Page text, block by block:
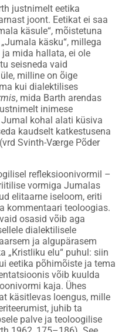
justnimelt eetika
joont. Eetikat ei saa
käsule“, mõistetuna
käsku“, millega
mida hallata, ei ole
seisneda vaid
üle, milline on õige
kui dialektilises
, mida Barth arendas
inimese
kohal alati küsiva
kaudselt katkestusena
Svinth-Værge Põder
refleksioonivormil –
vormiga Jumalas
elitaarne iseloom, eriti
kommentaari teoloogias.
osasid võib aga
dialektilisele
ja algupärasem
„Kristliku elu“ puhul: siin
eetika põhimõiste ja tema
võib kuulda
kaja. Ühes
käsitlevas loengus, mille
juhib ta
palve ja teoloogilise